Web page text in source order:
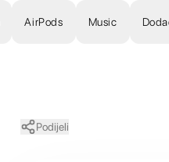
AirPods Music
Podijeli